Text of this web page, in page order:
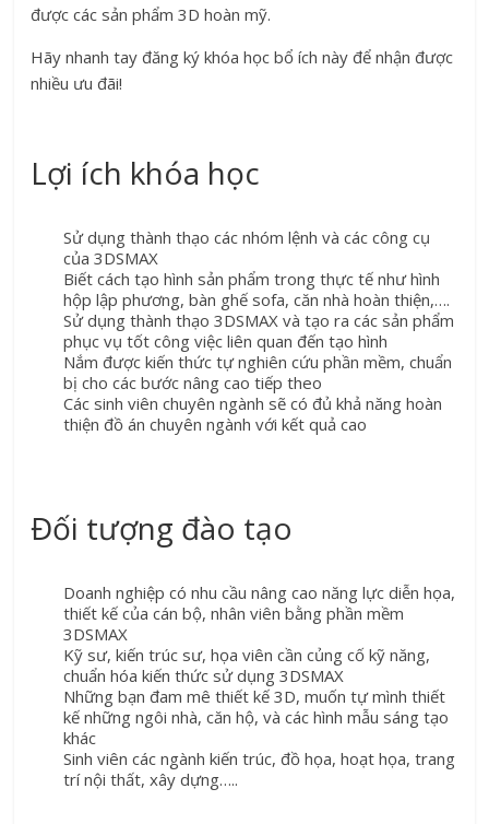
được các sản phẩm 3D hoàn mỹ.
Hãy nhanh tay đăng ký khóa học bổ ích này để nhận được
nhiều ưu đãi!
Lợi ích khóa học
Sử dụng thành thạo các nhóm lệnh và các công cụ
của 3DSMAX
Biết cách tạo hình sản phẩm trong thực tế như hình
hộp lập phương, bàn ghế sofa, căn nhà hoàn thiện,….
Sử dụng thành thạo 3DSMAX và tạo ra các sản phẩm
phục vụ tốt công việc liên quan đến tạo hình
Nắm được kiến thức tự nghiên cứu phần mềm, chuẩn
bị cho các bước nâng cao tiếp theo
Các sinh viên chuyên ngành sẽ có đủ khả năng hoàn
thiện đồ án chuyên ngành với kết quả cao
Đối tượng đào tạo
Doanh nghiệp có nhu cầu nâng cao năng lực diễn họa,
thiết kế của cán bộ, nhân viên bằng phần mềm
3DSMAX
Kỹ sư, kiến trúc sư, họa viên cần củng cố kỹ năng,
chuẩn hóa kiến thức sử dụng 3DSMAX
Những bạn đam mê thiết kế 3D, muốn tự mình thiết
kế những ngôi nhà, căn hộ, và các hình mẫu sáng tạo
khác
Sinh viên các ngành kiến trúc, đồ họa, hoạt họa, trang
trí nội thất, xây dựng…..